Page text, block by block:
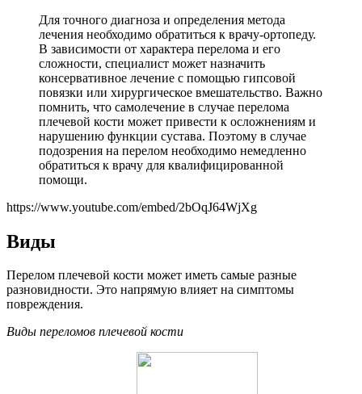
Для точного диагноза и определения метода
лечения необходимо обратиться к врачу-ортопеду.
В зависимости от характера перелома и его
сложности, специалист может назначить
консервативное лечение с помощью гипсовой
повязки или хирургическое вмешательство. Важно
помнить, что самолечение в случае перелома
плечевой кости может привести к осложнениям и
нарушению функции сустава. Поэтому в случае
подозрения на перелом необходимо немедленно
обратиться к врачу для квалифицированной
помощи.
https://www.youtube.com/embed/2bOqJ64WjXg
Виды
Перелом плечевой кости может иметь самые разные
разновидности. Это напрямую влияет на симптомы
повреждения.
Виды переломов плечевой кости